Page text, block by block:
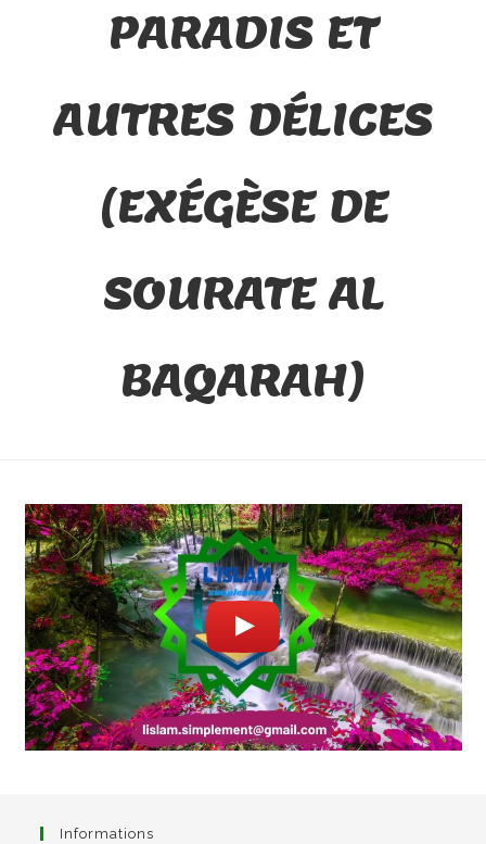
PARADIS ET
AUTRES DÉLICES
(EXÉGÈSE DE
SOURATE AL
BAQARAH)
Informations